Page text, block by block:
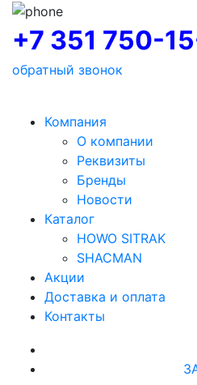
+7 351 750-
обратный звонок
Компания
О компании
Реквизиты
Бренды
Новости
Каталог
HOWO SITRAK
SHACMAN
Акции
Доставка и оплата
Контакты